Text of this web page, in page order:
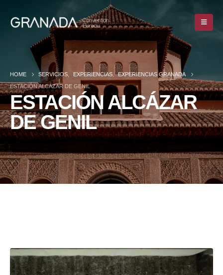
HOME SERVICIOS EXPERIENCIAS , EXPERIENCIAS GRANADA
ESTACIÓN ALCÁZAR DE GENIL
ESTACIÓN ALCÁZAR
DE GENIL